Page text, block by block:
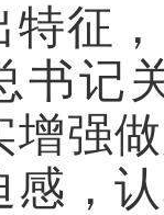
特征
书记
增强
感，